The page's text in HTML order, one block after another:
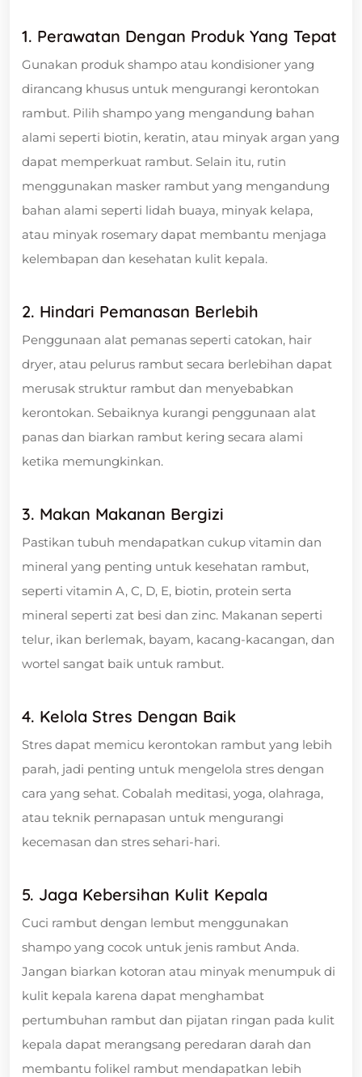
1. Perawatan Dengan Produk Yang Tepat
Gunakan produk shampo atau kondisioner yang
dirancang khusus untuk mengurangi kerontokan
rambut. Pilih shampo yang mengandung bahan
alami seperti biotin, keratin, atau minyak argan yang
dapat memperkuat rambut. Selain itu, rutin
menggunakan masker rambut yang mengandung
bahan alami seperti lidah buaya, minyak kelapa,
atau minyak rosemary dapat membantu menjaga
kelembapan dan kesehatan kulit kepala.
2. Hindari Pemanasan Berlebih
Penggunaan alat pemanas seperti catokan, hair
dryer, atau pelurus rambut secara berlebihan dapat
merusak struktur rambut dan menyebabkan
kerontokan. Sebaiknya kurangi penggunaan alat
panas dan biarkan rambut kering secara alami
ketika memungkinkan.
3. Makan Makanan Bergizi
Pastikan tubuh mendapatkan cukup vitamin dan
mineral yang penting untuk kesehatan rambut,
seperti vitamin A, C, D, E, biotin, protein serta
mineral seperti zat besi dan zinc. Makanan seperti
telur, ikan berlemak, bayam, kacang-kacangan, dan
wortel sangat baik untuk rambut.
4. Kelola Stres Dengan Baik
Stres dapat memicu kerontokan rambut yang lebih
parah, jadi penting untuk mengelola stres dengan
cara yang sehat. Cobalah meditasi, yoga, olahraga,
atau teknik pernapasan untuk mengurangi
kecemasan dan stres sehari-hari.
5. Jaga Kebersihan Kulit Kepala
Cuci rambut dengan lembut menggunakan
shampo yang cocok untuk jenis rambut Anda.
Jangan biarkan kotoran atau minyak menumpuk di
kulit kepala karena dapat menghambat
pertumbuhan rambut dan pijatan ringan pada kulit
kepala dapat merangsang peredaran darah dan
membantu folikel rambut mendapatkan lebih